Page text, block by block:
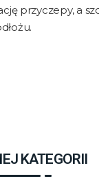
przyczepy, a
KATEGORII